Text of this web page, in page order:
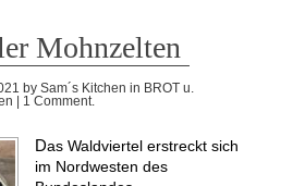
Mohnzelten
by Sam´s Kitchen in BROT u.
| 1 Comment.
Das Waldviertel erstreckt sich
im Nordwesten des